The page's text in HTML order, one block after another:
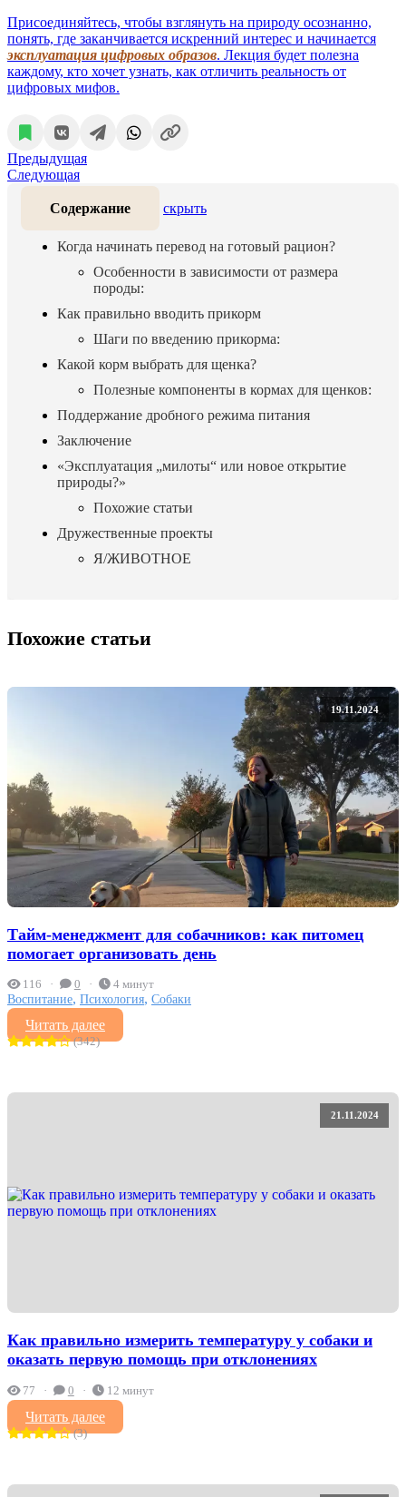
Присоединяйтесь, чтобы взглянуть на природу осознанно,
понять, где заканчивается искренний интерес и начинается
эксплуатация цифровых образов. Лекция будет полезна
каждому, кто хочет узнать, как отличить реальность от
цифровых мифов.
Предыдущая
Следующая
Содержание скрыть
Когда начинать перевод на готовый рацион?
Особенности в зависимости от размера
породы:
Как правильно вводить прикорм
Шаги по введению прикорма:
Какой корм выбрать для щенка?
Полезные компоненты в кормах для щенков:
Поддержание дробного режима питания
Заключение
«Эксплуатация „милоты“ или новое открытие
природы?»
Похожие статьи
Дружественные проекты
Я/ЖИВОТНОЕ
Похожие статьи
19.11.2024
Тайм-менеджмент для собачников: как питомец
помогает организовать день
116 0 4 минут
Воспитание, Психология, Собаки
Читать далее
(342)
21.11.2024
Как правильно измерить температуру у собаки и
оказать первую помощь при отклонениях
77 0 12 минут
Читать далее
(3)